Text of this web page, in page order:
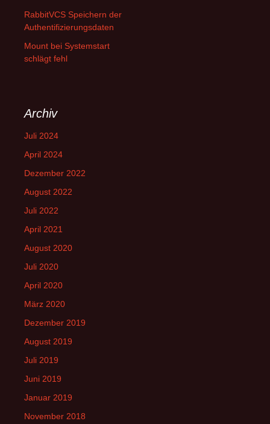
RabbitVCS Speichern der
Authentifizierungsdaten
Mount bei Systemstart
schlägt fehl
Archiv
Juli 2024
April 2024
Dezember 2022
August 2022
Juli 2022
April 2021
August 2020
Juli 2020
April 2020
März 2020
Dezember 2019
August 2019
Juli 2019
Juni 2019
Januar 2019
November 2018